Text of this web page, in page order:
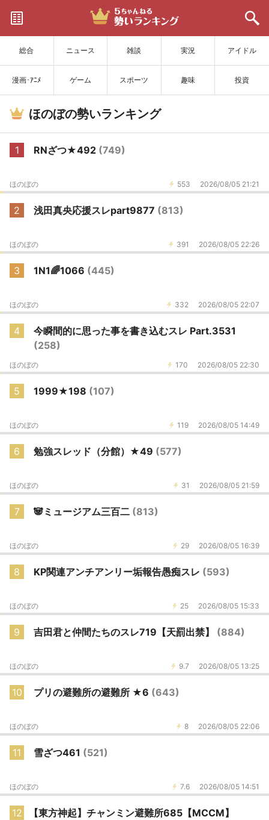
総合 ニュース 雑談 実況 アイドル
漫画･ｱﾆﾒ ゲーム スポーツ 趣味 投資
サイトを更新
ほのぼの勢いランキング
1 RNざつ★492 (749)
553 2026/08/05 21:21
ほのぼの
2 浅田真央応援スレpart9877 (813)
391 2026/08/05 22:26
ほのぼの
3 1N1🌈1066 (445)
332 2026/08/05 22:07
ほのぼの
4
今瞬間的に思った事を書き込むスレ Part.3531
(258)
170 2026/08/05 22:30
ほのぼの
5 1999★198 (107)
119 2026/08/05 14:49
ほのぼの
6 勉強スレッド（分館）★49 (577)
31 2026/08/05 21:59
ほのぼの
7 🐼ミュージアム三百二 (813)
29 2026/08/05 16:39
ほのぼの
8 KP関連アンチアンリー垢報告愚痴スレ (593)
25 2026/08/05 15:33
ほのぼの
9 吉田君と仲間たちのスレ719【天罰出禁】 (884)
9.7 2026/08/05 13:25
ほのぼの
10 プリの避難所の避難所 ★6 (643)
8 2026/08/05 22:06
ほのぼの
11 雪ざつ461 (521)
7.6 2026/08/05 14:51
ほのぼの
12
【東方神起】チャンミン避難所685【MCCM】